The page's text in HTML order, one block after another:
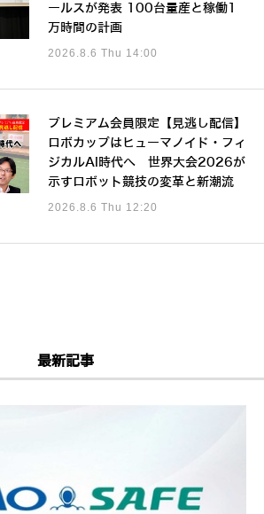
ールスが発表 100台量産と稼働1
万時間の計画
2026.8.6 Thu 14:00
プレミアム会員限定【見逃し配信】
ロボカップはヒューマノイド・フィ
ジカルAI時代へ 世界大会2026が
示すロボット競技の変革と新潮流
2026.8.6 Thu 12:20
最新記事